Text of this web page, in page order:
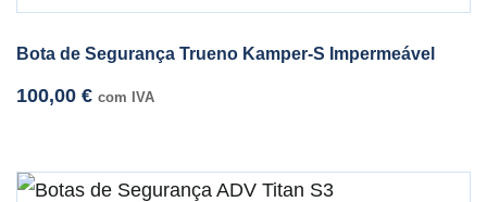
Bota de Segurança Trueno Kamper-S Impermeável
100,00 € com IVA